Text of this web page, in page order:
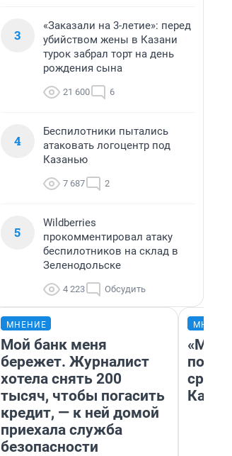
3
«Заказали на 3-летие»: перед
убийством жены в Казани
турок забрал торт на день
рождения сына
21 600 6
4
Беспилотники пытались
атаковать логоцентр под
Казанью
7 687 2
5
Wildberries
прокомментировал атаку
беспилотников на склад в
Зеленодольске
4 223 Обсудить
МНЕНИЕ
Мой банк меня
бережет. Журналист
хотела снять 200
тысяч, чтобы погасить
кредит, — к ней домой
приехала служба
безопасности